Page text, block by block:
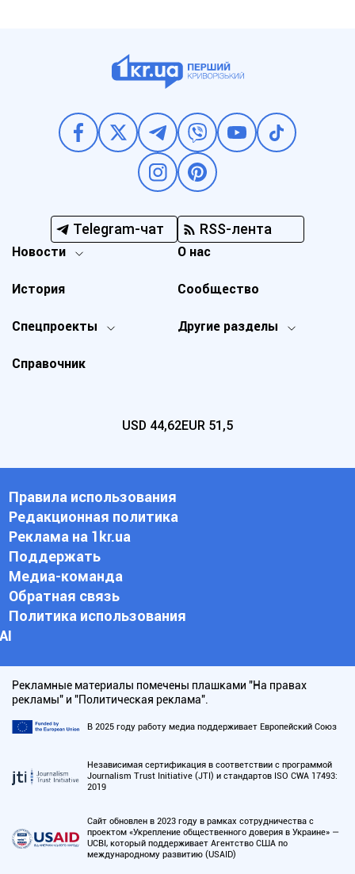
Telegram-чат RSS-лента
Новости
Спецпроекты Другие разделы
История
О нас
Справочник
Сообщество
USD 44,62EUR 51,5
Правила использования
Редакционная политика
Реклама на 1kr.ua
Поддержать
Медиа-команда
Обратная связь
Политика использования
АI
Рекламные материалы помечены плашками "На правах
рекламы" и "Политическая реклама".
В 2025 году работу медиа поддерживает Европейский Союз
Независимая сертификация в соответствии с программой
Journalism Trust Initiative (JTI) и стандартов ISO CWA 17493:
2019
Сайт обновлен в 2023 году в рамках сотрудничества с
проектом «Укрепление общественного доверия в Украине» —
UCBI, который поддерживает Агентство США по
международному развитию (USAID)